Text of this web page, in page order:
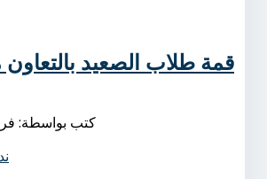
قمة طلاب الصعيد
كتب بواسطة: